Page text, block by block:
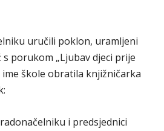
uručili poklon, uramljeni
porukom „Ljubav djeci prije
ime škole obratila knjižničarka
i predsjednici